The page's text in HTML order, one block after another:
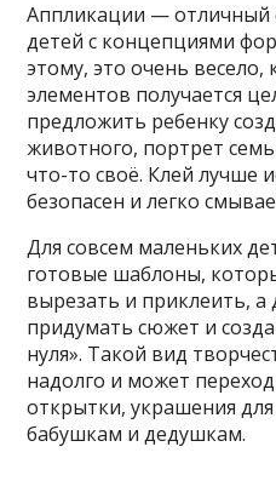
Аппликации — отличный
детей с концепциями
этому, это очень весело,
элементов получается
предложить ребенку
животного, портрет
что-то своё. Клей лучше
безопасен и легко
Для совсем маленьких
готовые шаблоны,
вырезать и приклеить,
придумать сюжет и
нуля». Такой вид
надолго и может
открытки, украшения
бабушкам и дедушкам.